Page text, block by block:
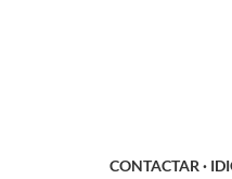
CONTACTAR ·